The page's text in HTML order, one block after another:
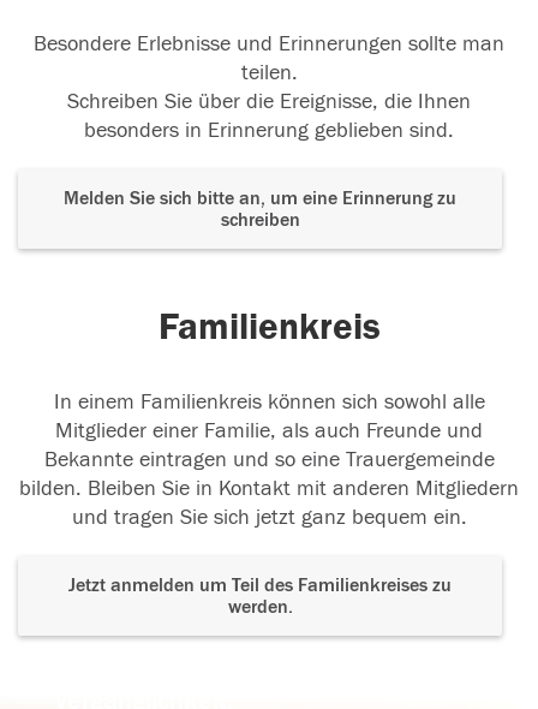
Besondere Erlebnisse und Erinnerungen sollte man
teilen.
Schreiben Sie über die Ereignisse, die Ihnen
besonders in Erinnerung geblieben sind.
Melden Sie sich bitte an, um eine Erinnerung zu
schreiben
Familienkreis
In einem Familienkreis können sich sowohl alle
Mitglieder einer Familie, als auch Freunde und
Bekannte eintragen und so eine Trauergemeinde
bilden. Bleiben Sie in Kontakt mit anderen Mitgliedern
und tragen Sie sich jetzt ganz bequem ein.
Jetzt anmelden um Teil des Familienkreises zu
werden.